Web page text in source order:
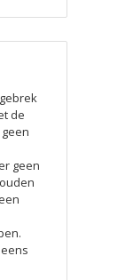
de
geen